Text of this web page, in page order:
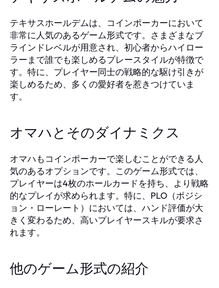
テキサスホールデムは、コインポーカーにおいて
非常に人気のあるゲーム形式です。さまざまなブ
ラインドレベルが用意され、初心者からハイロー
ラーまで誰でも楽しめるプレースタイルが特徴で
す。特に、プレイヤー同士の戦略的な駆け引きが
楽しめるため、多くの愛好者を惹きつけていま
す。
オマハとそのダイナミクス
オマハもコインポーカーで楽しむことができる人
気のあるオプションです。このゲーム形式では、
プレイヤーは4枚のホールカードを持ち、より戦略
的なプレイが求められます。特に、PLO（ポジシ
ョン・ローレート）においては、ハンド評価が大
きく変わるため、高いプレイヤースキルが要求さ
れます。
他のゲーム形式の紹介